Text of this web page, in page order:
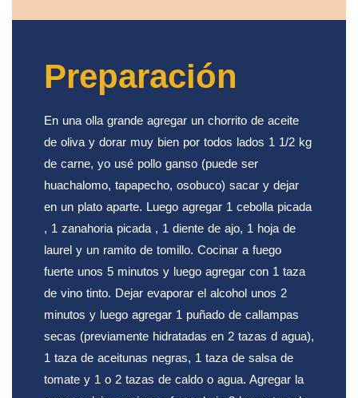
Preparación
En una olla grande agregar un chorrito de aceite
de oliva y dorar muy bien por todos lados 1 1/2 kg
de carne, yo usé pollo ganso (puede ser
huachalomo, tapapecho, osobuco) sacar y dejar
en un plato aparte. Luego agregar 1 cebolla picada
, 1 zanahoria picada , 1 diente de ajo, 1 hoja de
laurel y un ramito de tomillo. Cocinar a fuego
fuerte unos 5 minutos y luego agregar con 1 taza
de vino tinto. Dejar evaporar el alcohol unos 2
minutos y luego agregar 1 puñado de callampas
secas (previamente hidratadas en 2 tazas d agua),
1 taza de aceitunas negras, 1 taza de salsa de
tomate y 1 o 2 tazas de caldo o agua. Agregar la